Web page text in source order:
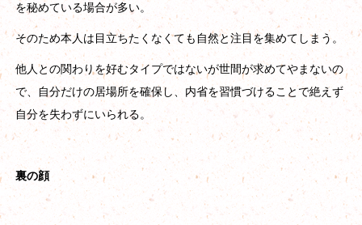
を秘めている場合が多い。
そのため本人は目立ちたくなくても自然と注目を集めてしまう。
他人との関わりを好むタイプではないが世間が求めてやまないの
で、自分だけの居場所を確保し、内省を習慣づけることで絶えず
自分を失わずにいられる。
裏の顔